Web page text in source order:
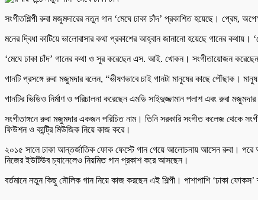
সংগীতশিল্পী রুবা মজুমদারের নতুন গান ‘মেঘে ঢাকা চাঁদ’ প্রকাশিত হয়েছে। প্রেম,
মনের দ্বিধা কাটিয়ে ভালোবাসার কথা প্রকাশের আহ্বান জানানো হয়েছে গানের
‘মেঘে ঢাকা চাঁদ’ গানের কথা ও সুর করেছেন এস. আই. খোকন। সংগীতায়োজন করেছেন
গানটি প্রসঙ্গে রুবা মজুমদার বলেন, “ভীষণভাবে চাই গানটা মানুষের কাছে পৌঁছাক।
গানটির ভিডিও নির্মাণ ও পরিচালনা করেছেন এমডি সাইদুজ্জামান পলাশ এবং রুবা
সংগীতাঙ্গনে রুবা মজুমদার একজন পরিচিত নাম। তিনি সরকারি সংগীত কলেজ থেকে
ফিউশন ও কান্ট্রি মিউজিক নিয়ে কাজ করে।
২০১৫ সালে ঢাকা আন্তর্জাতিক ফোক ফেস্টে গান গেয়ে আলোচনায় আসেন রুবা। পরে
নিজের ইউটিউব চ্যানেলেও নিয়মিত গান প্রকাশ করে আসছেন।
বর্তমানে নতুন কিছু মৌলিক গান নিয়ে কাজ করছেন এই শিল্পী। পাশাপাশি ‘ঢাকা